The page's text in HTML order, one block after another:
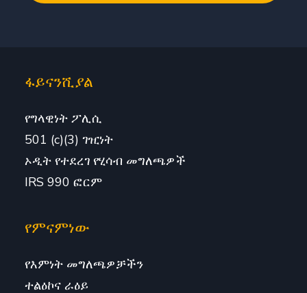
ፋይናንሺያል
የግላዊነት ፖሊሲ
501 (c)(3) ገዢነት
ኦዲት የተደረገ የሂሳብ መግለጫዎች
IRS 990 ፎርም
የምናምነው
የእምነት መግለጫዎቻችን
ተልዕኮና ራዕይ